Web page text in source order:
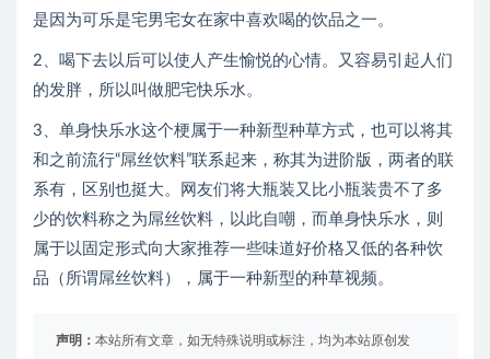
是因为可乐是宅男宅女在家中喜欢喝的饮品之一。
2、喝下去以后可以使人产生愉悦的心情。又容易引起人们
的发胖，所以叫做肥宅快乐水。
3、单身快乐水这个梗属于一种新型种草方式，也可以将其
和之前流行“屌丝饮料”联系起来，称其为进阶版，两者的联
系有，区别也挺大。网友们将大瓶装又比小瓶装贵不了多
少的饮料称之为屌丝饮料，以此自嘲，而单身快乐水，则
属于以固定形式向大家推荐一些味道好价格又低的各种饮
品（所谓屌丝饮料），属于一种新型的种草视频。
声明： 本站所有文章，如无特殊说明或标注，均为本站原创发